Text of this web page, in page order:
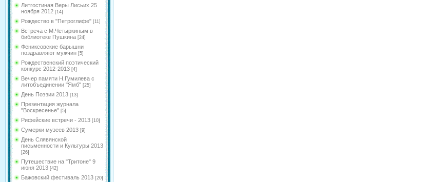
Литгостиная Веры Лисьих 25
ноября 2012 [14]
Рождество в "Петроглифе" [11]
Встреча с М.Четыркиным в
библиотеке Пушкина [24]
Фениксовские барышни
поздравляют мужчин [5]
Рождественский поэтический
конкурс 2012-2013 [4]
Вечер памяти Н.Гумилева с
литобъединении "Ямб" [25]
День Поэзии 2013 [13]
Презентация журнала
"Воскресенье" [5]
Рифейские встречи - 2013 [10]
Сумерки музеев 2013 [9]
День Слявянской
письменности и Культуры 2013
[26]
Путешествие на "Тритоне" 9
июня 2013 [42]
Бажовский фестиваль 2013 [20]